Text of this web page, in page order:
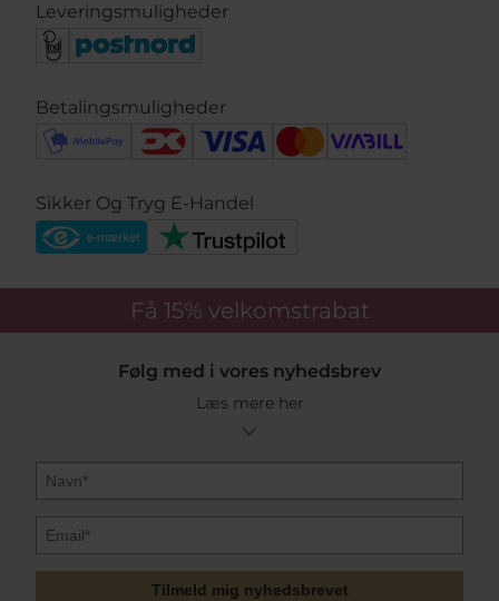
Leveringsmuligheder
Betalingsmuligheder
Sikker Og Tryg E-Handel
Få 15% velkomstrabat
Følg med i vores nyhedsbrev
Læs mere her
Tilmeld mig nyhedsbrevet